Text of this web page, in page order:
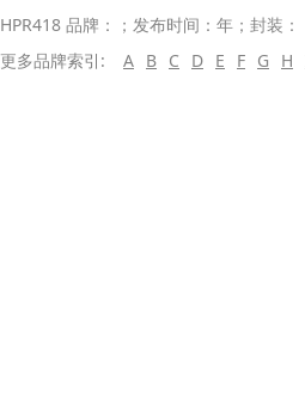
HPR418 品牌：；发布时间：年；封装
更多品牌索引:
A B C D E F G H